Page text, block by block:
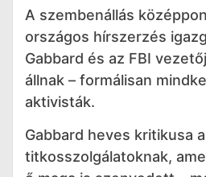
A szembenállás
országos hírszerzés
Gabbard és az FBI
állnak – formálisan
aktivisták.
Gabbard heves kritikusa a
titkosszolgálatoknak,